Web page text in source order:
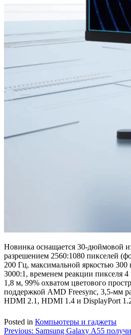
Новинка оснащается 30-дюймовой
разрешением 2560:1080 пикселей
200 Гц, максимальной яркостью 300
3000:1, временем реакции пикселя
1,8 м, 99% охватом цветового
поддержкой AMD Freesync, 3,5-мм
HDMI 2.1, HDMI 1.4 и DisplayPort
Posted in Компьютеры и гаджеты
Previous: Samsung Galaxy A55